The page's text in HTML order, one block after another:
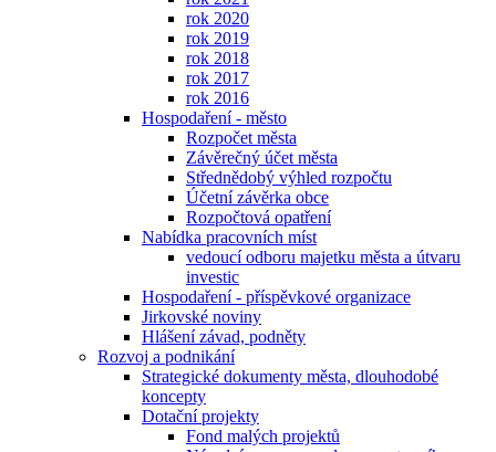
rok 2020
rok 2019
rok 2018
rok 2017
rok 2016
Hospodaření - město
Rozpočet města
Závěrečný účet města
Střednědobý výhled rozpočtu
Účetní závěrka obce
Rozpočtová opatření
Nabídka pracovních míst
vedoucí odboru majetku města a útvaru
investic
Hospodaření - příspěvkové organizace
Jirkovské noviny
Hlášení závad, podněty
Rozvoj a podnikání
Strategické dokumenty města, dlouhodobé
koncepty
Dotační projekty
Fond malých projektů